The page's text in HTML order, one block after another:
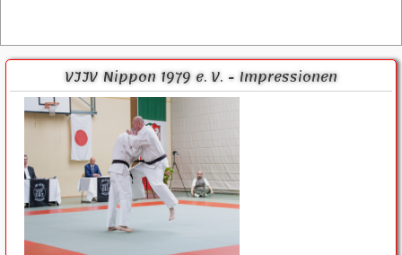
VJJV Nippon 1979 e. V. - Impressionen